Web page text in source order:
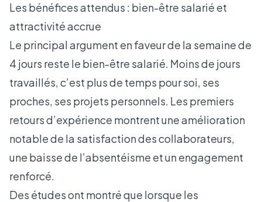
Les bénéfices attendus : bien-être salarié et
attractivité accrue
Le principal argument en faveur de la semaine de
4 jours reste le bien-être salarié. Moins de jours
travaillés, c’est plus de temps pour soi, ses
proches, ses projets personnels. Les premiers
retours d’expérience montrent une amélioration
notable de la satisfaction des collaborateurs,
une baisse de l’absentéisme et un engagement
renforcé.
Des études ont montré que lorsque les